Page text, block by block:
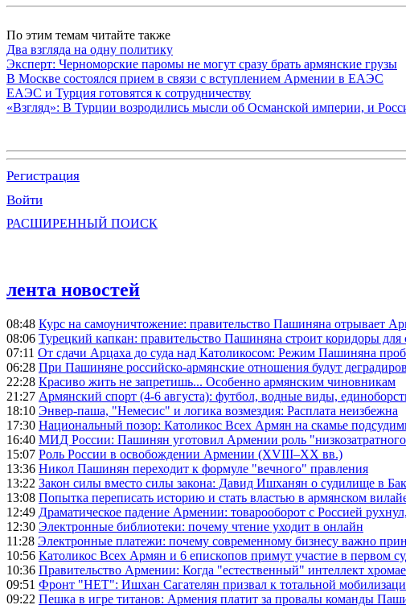
По этим темам читайте также
Два взгляда на одну политику
Эксперт: Черноморские паромы не могут сразу брать армянские грузы
В Москве состоялся прием в связи с вступлением Армении в ЕАЭС
ЕАЭС и Турция готовятся к сотрудничеству
«Взгляд»: В Турции возродились мысли об Османской империи, и
Регистрация
Войти
РАСШИРЕННЫЙ ПОИСК
лента новостей
08:48 Курс на самоуничтожение: правительство Пашиняна отрывает
08:06 Турецкий капкан: правительство Пашиняна строит коридоры
07:11 От сдачи Арцаха до суда над Католикосом: Режим Пашиняна
06:28 При Пашиняне российско-армянские отношения будут
22:28 Красиво жить не запретишь... Особенно армянским чиновникам
21:27 Армянский спорт (4-6 августа): футбол, водные виды,
18:10 Энвер-паша, "Немесис" и логика возмездия: Расплата неизбежна
17:30 Национальный позор: Католикос Всех Армян на скамье
16:40 МИД России: Пашинян уготовил Армении роль "низкозатратного
15:07 Роль России в освобождении Армении (XVIII–XX вв.)
13:36 Никол Пашинян переходит к формуле "вечного" правления
13:22 Закон силы вместо силы закона: Давид Ишханян о судилище в
13:08 Попытка переписать историю и стать властью в армянском
12:49 Драматическое падение Армении: товарооборот с Россией
12:30 Электронные библиотеки: почему чтение уходит в онлайн
11:28 Электронные платежи: почему современному бизнесу важно
10:56 Католикос Всех Армян и 6 епископов примут участие в первом
10:36 Правительство Армении: Когда "естественный" интеллект
09:51 Фронт "НЕТ": Ишхан Сагателян призвал к тотальной
09:22 Пешка в игре титанов: Армения платит за провалы команды